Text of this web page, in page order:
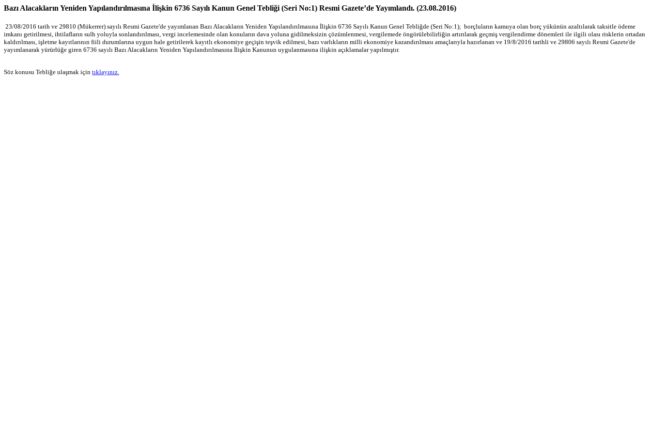
Bazı Alacakların Yeniden Yapılandırılmasına İlişkin 6736 Sayılı Kanun Genel Tebliği (Seri No:1) Resmi Gazete’de Yayımlandı. (23.08.2016)
23/08/2016 tarih ve 29810 (Mükerrer) sayılı Resmi Gazete'de yayımlanan Bazı Alacakların Yeniden Yapılandırılmasına İlişkin 6736 Sayılı Kanun Genel Tebliğde (Seri No:1); borçluların kamuya olan borç yükünün azaltılarak taksitle ödeme
imkanı getirilmesi, ihtilafların sulh yoluyla sonlandırılması, vergi incelemesinde olan konuların dava yoluna gidilmeksizin çözümlenmesi, vergilemede öngörülebilirliğin artırılarak geçmiş vergilendirme dönemleri ile ilgili olası risklerin ortadan
kaldırılması, işletme kayıtlarının fiili durumlarına uygun hale getirilerek kayıtlı ekonomiye geçişin teşvik edilmesi, bazı varlıkların milli ekonomiye kazandırılması amaçlarıyla hazırlanan ve 19/8/2016 tarihli ve 29806 sayılı Resmi Gazete'de
yayımlanarak yürürlüğe giren 6736 sayılı Bazı Alacakların Yeniden Yapılandırılmasına İlişkin Kanunun uygulanmasına ilişkin açıklamalar yapılmıştır.
Söz konusu Tebliğe ulaşmak için tıklayınız.